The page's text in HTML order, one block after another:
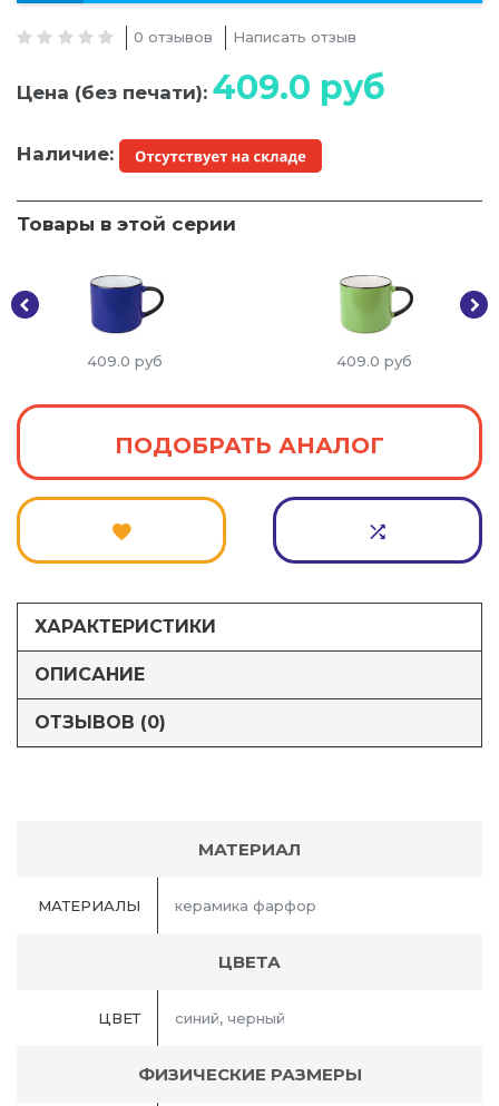
0 отзывов Написать отзыв
Цена (без печати): 409.0 руб
Наличие:
Товары в этой серии
409.0 руб 409.0 руб
ПОДОБРАТЬ АНАЛОГ
ХАРАКТЕРИСТИКИ
ОПИСАНИЕ
ОТЗЫВОВ (0)
МАТЕРИАЛ
МАТЕРИАЛЫ керамика фарфор
ЦВЕТА
ЦВЕТ синий, черный
ФИЗИЧЕСКИЕ РАЗМЕРЫ